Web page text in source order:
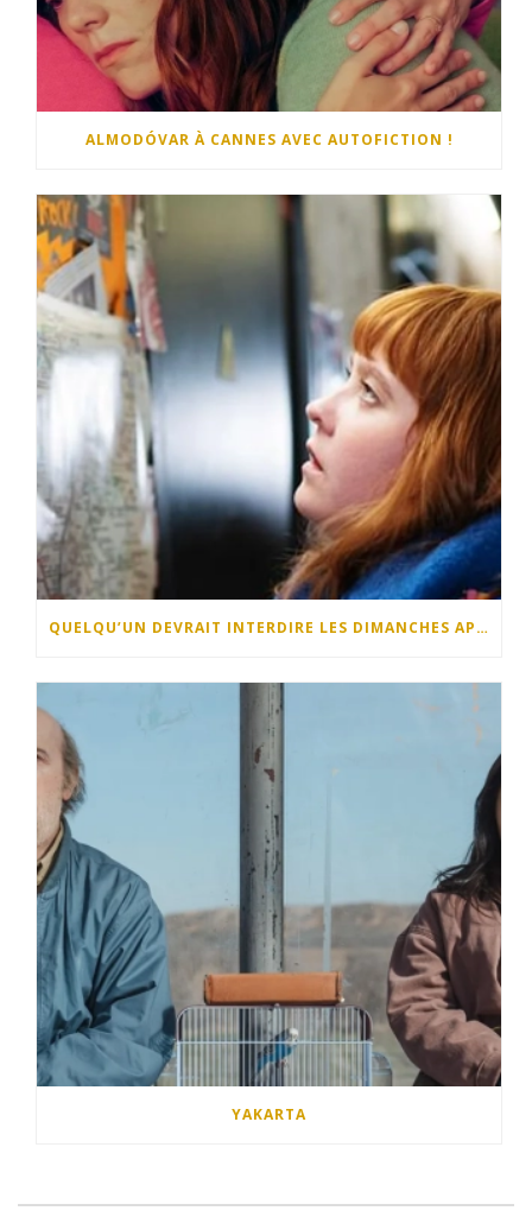
ALMODÓVAR À CANNES AVEC AUTOFICTION !
QUELQU’UN DEVRAIT INTERDIRE LES DIMANCHES APRÈS-MIDI
YAKARTA